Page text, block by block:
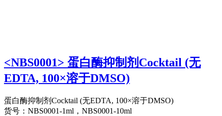
<NBS0001> 蛋白酶抑制剂Cocktail (无
EDTA, 100×溶于DMSO)
蛋白酶抑制剂Cocktail (无EDTA, 100×溶于DMSO)
货号：NBS0001-1ml，NBS0001-10ml